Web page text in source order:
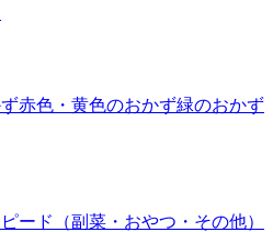
赤色・黄色のおかず緑のおかず
ード（副菜・おやつ・その他）